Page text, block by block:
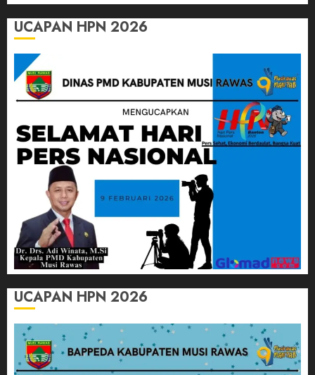
UCAPAN HPN 2026
UCAPAN HPN 2026